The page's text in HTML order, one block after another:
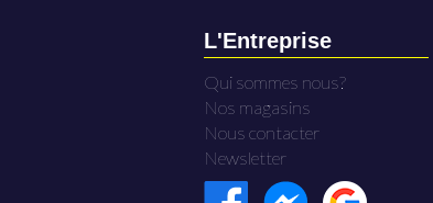
L'Entreprise
Qui sommes nous?
Nos magasins
Nous contacter
Newsletter